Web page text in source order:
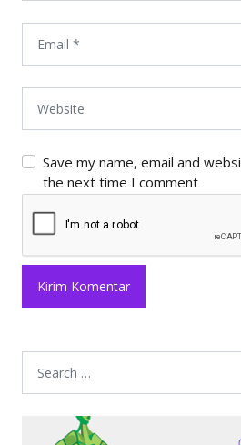
Save my name, email and
the next time I comment